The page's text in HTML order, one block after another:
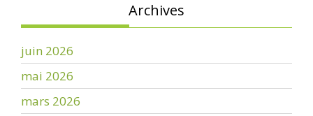
Archives
juin 2026
mai 2026
mars 2026